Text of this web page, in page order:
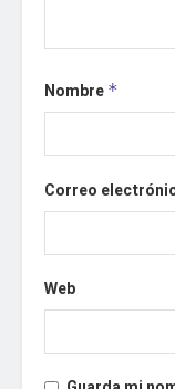
Nombre *
Correo
Web